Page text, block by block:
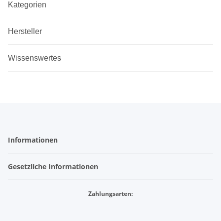
Kategorien
Hersteller
Wissenswertes
Informationen
Gesetzliche Informationen
Zahlungsarten: